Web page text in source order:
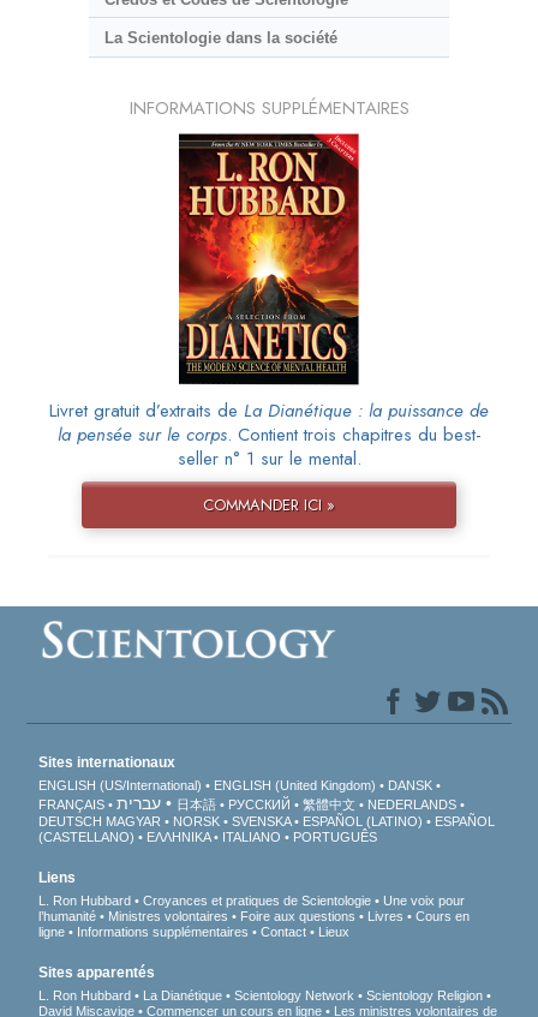
La Scientologie dans la société
INFORMATIONS SUPPLÉMENTAIRES
Livret gratuit d’extraits de La Dianétique : la puissance de
la pensée sur le corps. Contient trois chapitres du best-
seller n° 1 sur le mental.
COMMANDER ICI »
Sites internationaux
ENGLISH (US/International) ENGLISH (United Kingdom)
DANSK
FRANÇAIS
עברית 日本語 РУССКИЙ 繁體中文
NEDERLANDS
DEUTSCH MAGYAR NORSK SVENSKA ESPAÑOL (LATINO)
ESPAÑOL
(CASTELLANO)
ΕΛΛΗΝΙΚA ITALIANO PORTUGUÊS
Liens
L. Ron Hubbard Croyances et pratiques de Scientologie
Une voix pour
l’humanité
Ministres volontaires Foire aux questions Livres
Cours en
ligne
Informations supplémentaires Contact Lieux
Sites apparentés
L. Ron Hubbard La Dianétique Scientology Network
Scientology Religion
David Miscavige
Commencer un cours en ligne Les ministres volontaires de